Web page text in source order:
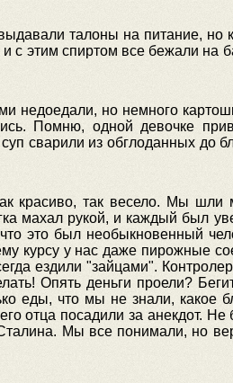
талоны на питание, но
с этим спиртом все бежали на
недоедали, но немного
Помню, одной девочке
сварили из обглоданных до
красиво, так весело. Мы шли
махал рукой, и каждый был
это был необыкновенный
курсу у нас даже пирожные
ездили "зайцами".
Опять деньги проели?
еды, что мы не знали, какое
отца посадили за анекдот. Не
Мы все понимали, но